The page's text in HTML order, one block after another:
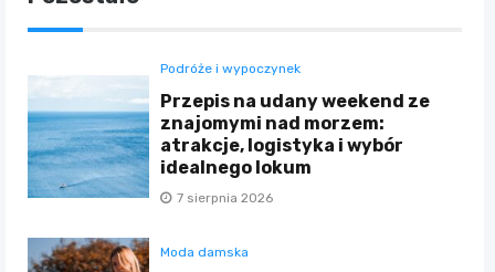
Podróże i wypoczynek
Przepis na udany weekend ze
znajomymi nad morzem:
atrakcje, logistyka i wybór
idealnego lokum
7 sierpnia 2026
Moda damska